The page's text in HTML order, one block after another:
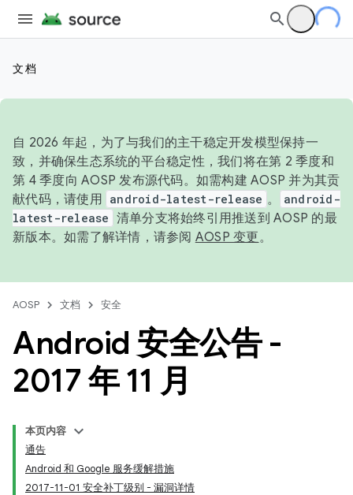
文档
自 2026 年起，为了与我们的主干稳定开发模型保持一
致，并确保生态系统的平台稳定性，我们将在第 2 季度和
第 4 季度向 AOSP 发布源代码。如需构建 AOSP 并为其贡
献代码，请使用 android-latest-release 。
android-
latest-release 清单分支将始终引用推送到 AOSP 的最
新版本。如需了解详情，请参阅 AOSP 变更。
AOSP 文档 安全
Android 安全公告 -
2017 年 11 月
本页内容
通告
Android 和 Google 服务缓解措施
2017-11-01 安全补丁级别 - 漏洞详情